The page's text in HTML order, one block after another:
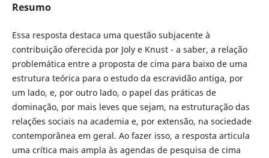
Resumo
Essa resposta destaca uma questão subjacente à
contribuição oferecida por Joly e Knust - a saber, a relação
problemática entre a proposta de cima para baixo de uma
estrutura teórica para o estudo da escravidão antiga, por
um lado, e, por outro lado, o papel das práticas de
dominação, por mais leves que sejam, na estruturação das
relações sociais na academia e, por extensão, na sociedade
contemporânea em geral. Ao fazer isso, a resposta articula
uma crítica mais ampla às agendas de pesquisa de cima